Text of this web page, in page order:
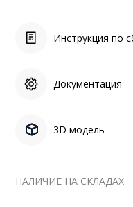
Инструкция по
Документация
3D модель
НАЛИЧИЕ НА СКЛАДАХ